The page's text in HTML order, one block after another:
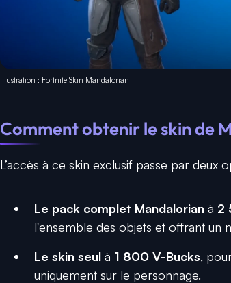
Illustration : Fortnite Skin Mandalorian
Comment obtenir le skin de
L’accès à ce skin exclusif passe par deux
Le pack complet Mandalorian à 2
l'ensemble des objets et offrant un
Le skin seul à 1 800 V-Bucks,
uniquement sur le personnage.